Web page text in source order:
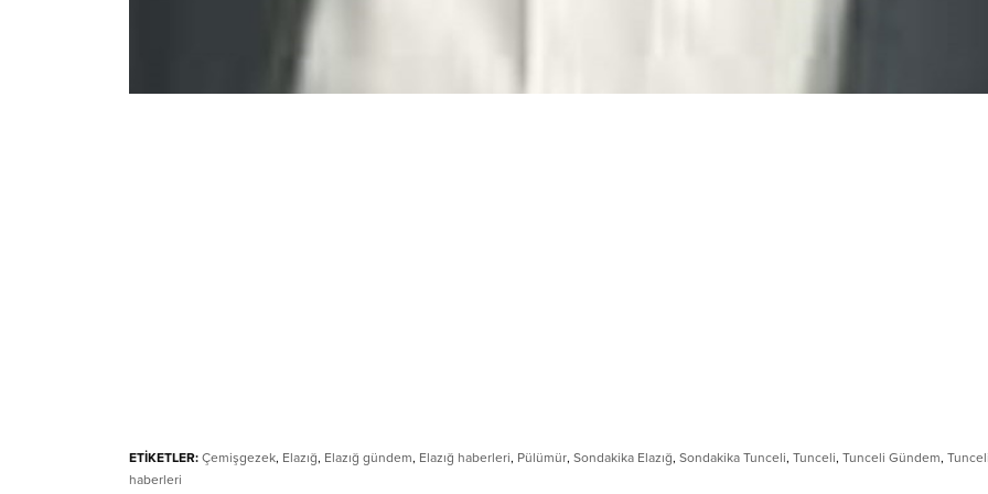
ETİKETLER: Çemişgezek, Elazığ, Elazığ gündem, Elazığ haberleri, Pülümür, Sondakika Elazığ, Sondakika Tunceli, Tunceli, Tunceli Gündem,
haberleri